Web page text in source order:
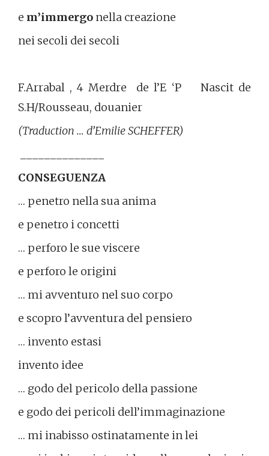
e m’immergo nella creazione
nei secoli dei secoli
F.Arrabal , 4 Merdre de l’E ‘P Nascit de
S.H/Rousseau, douanier
(Traduction … d’Emilie SCHEFFER)
CONSEGUENZA
… penetro nella sua anima
e penetro i concetti
… perforo le sue viscere
e perforo le origini
… mi avventuro nel suo corpo
e scopro l’avventura del pensiero
… invento estasi
invento idee
… godo del pericolo della passione
e godo dei pericoli dell’immaginazione
… mi inabisso ostinatamente in lei